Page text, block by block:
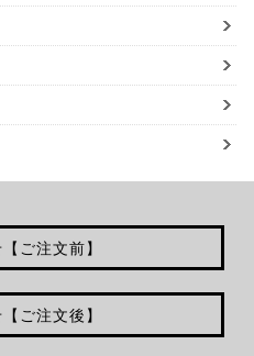
ご注文前】
ご注文後】